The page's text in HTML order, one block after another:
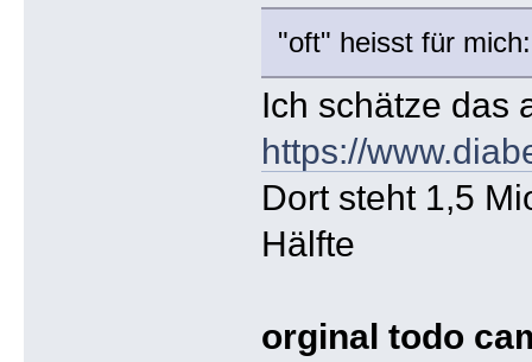
"oft" heisst für
Ich schätze das
https://
Dort steht 1,5
Hälfte
orginal todo